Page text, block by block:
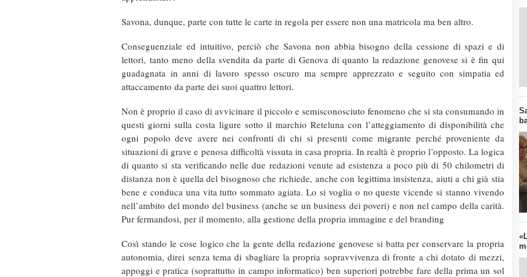
Savona, dunque, parte con tutte le carte in regola per essere non una matricola ma ben altro.
Conseguenziale ed intuitivo, perciò che Savona non abbia bisogno della cessione di spazi e di
lettori, tanto meno della svendita da parte di Genova di quanto la redazione genovese si è fin qui
guadagnata in anni di lavoro spesso oscuro ma sempre apprezzato e seguito con simpatia ed
attaccamento da parte dei suoi quattro lettori.
Non è proprio il caso di avvicinare il piccolo e semisconosciuto fenomeno che si sta consumando in
questi giorni sulla costa ligure sotto il marchio Reteluna con l’atteggiamento di disponibilità che
ogni popolo deve avere nei confronti di chi si presenti come migrante perché proveniente da
situazioni di grave e penosa difficoltà vissuta in casa propria. In realtà è proprio l’opposto. La logica
di quanto si sta verificando nelle due redazioni venute ad esistenza a poco più di 50 chilometri di
distanza non è quella del bisognoso che richiede, anche con legittima insistenza, aiuti a chi già stia
bene e conduca una vita tutto sommato agiata. Lo si voglia o no queste vicende si stanno vivendo
nell’ambito del mondo del business (anche se un business dei poveri) e non nel campo della carità.
Pur fermandosi, per il momento, alla gestione della propria immagine e del branding
Così stando le cose logico che la gente della redazione genovese si batta per conservare la propria
autonomia, direi senza tema di sbagliare la propria sopravvivenza di fronte a chi dotato di mezzi,
appoggi e pratica (soprattutto in campo informatico) ben superiori potrebbe fare della prima un sol